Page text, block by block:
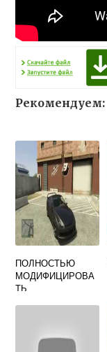
Рекомендуем:
ПОЛНОСТЬЮ
МОДИФИЦИРОВА
ТЬ